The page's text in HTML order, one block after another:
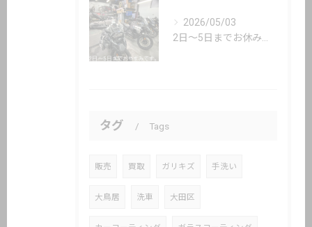
2026/05/03
2日〜5日までお休み頂いてます。
タグ Tags
販売 買取 ガリキズ 手洗い
大鳥居 洗車 大田区